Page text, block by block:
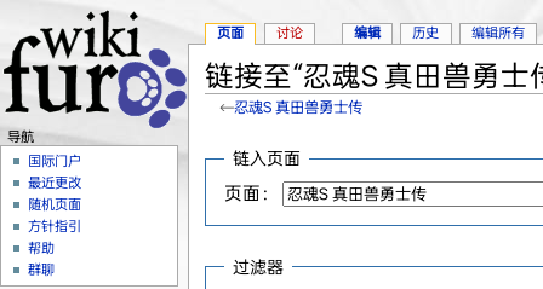
链接至“忍魂S 真田兽勇士
←忍魂S 真田兽勇士传
链入页面
页面：
过滤器
页面 讨论 编辑 历史 编辑所有
导航
国际门户
最近更改
随机页面
方针指引
帮助
群聊